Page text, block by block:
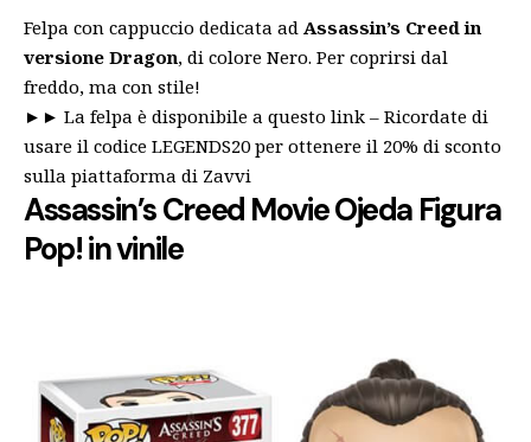
Felpa con cappuccio dedicata ad Assassin’s Creed in
versione Dragon, di colore Nero. Per coprirsi dal
freddo, ma con stile!
►► La felpa è disponibile a questo link – Ricordate di
usare il codice LEGENDS20 per ottenere il 20% di sconto
sulla piattaforma di Zavvi
Assassin’s Creed Movie Ojeda Figura
Pop! in vinile